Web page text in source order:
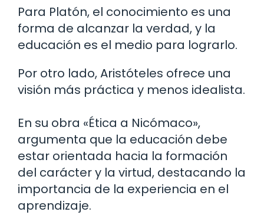
Para Platón, el conocimiento es una
forma de alcanzar la verdad, y la
educación es el medio para lograrlo.
Por otro lado, Aristóteles ofrece una
visión más práctica y menos idealista.
En su obra «Ética a Nicómaco»,
argumenta que la educación debe
estar orientada hacia la formación
del carácter y la virtud, destacando la
importancia de la experiencia en el
aprendizaje.